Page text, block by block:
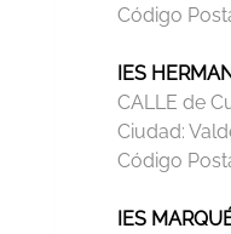
Código
IES
CALLE de
Ciudad:
Código
IES